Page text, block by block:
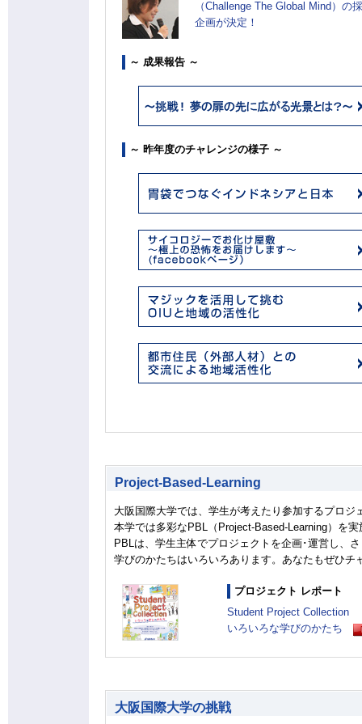
（Challenge The Global Mind）の
企画が決定！
～ 成果報告 ～
～ 昨年度のチャレンジの様子 ～
Project-Based-Learning
大阪国際大学では、学生が考えたり参加するプロジ
本学では多彩なPBL（Project-Based-Learning）を
PBLは、学生主体でプロジェクトを企画･運営し、
学びのかたちはいろいろあります。あなたもぜひチ
プロジェクト レポート
Student Project Collection
いろいろな学びのかたち
大阪国際大学の挑戦